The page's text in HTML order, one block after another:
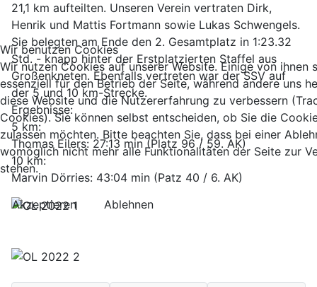
21,1 km aufteilten. Unseren Verein vertraten Dirk,
Henrik und Mattis Fortmann sowie Lukas Schwengels.
Sie belegten am Ende den 2. Gesamtplatz in 1:23.32
Std. - knapp hinter der Erstplatzierten Staffel aus
Großenkneten. Ebenfalls vertreten war der SSV auf
der 5 und 10 km-Strecke.
Ergebnisse:
5 km:
Thomas Eilers: 27:13 min (Platz 96 / 59. AK)
10 km:
Marvin Dörries: 43:04 min (Patz 40 / 6. AK)
Wir benutzen Cookies
Wir nutzen Cookies auf unserer Website. Einige von ihnen
essenziell für den Betrieb der Seite, während andere uns
diese Website und die Nutzererfahrung zu verbessern
Cookies). Sie können selbst entscheiden, ob Sie die
zulassen möchten. Bitte beachten Sie, dass bei einer
womöglich nicht mehr alle Funktionalitäten der Seite zur
stehen.
Akzeptieren Ablehnen